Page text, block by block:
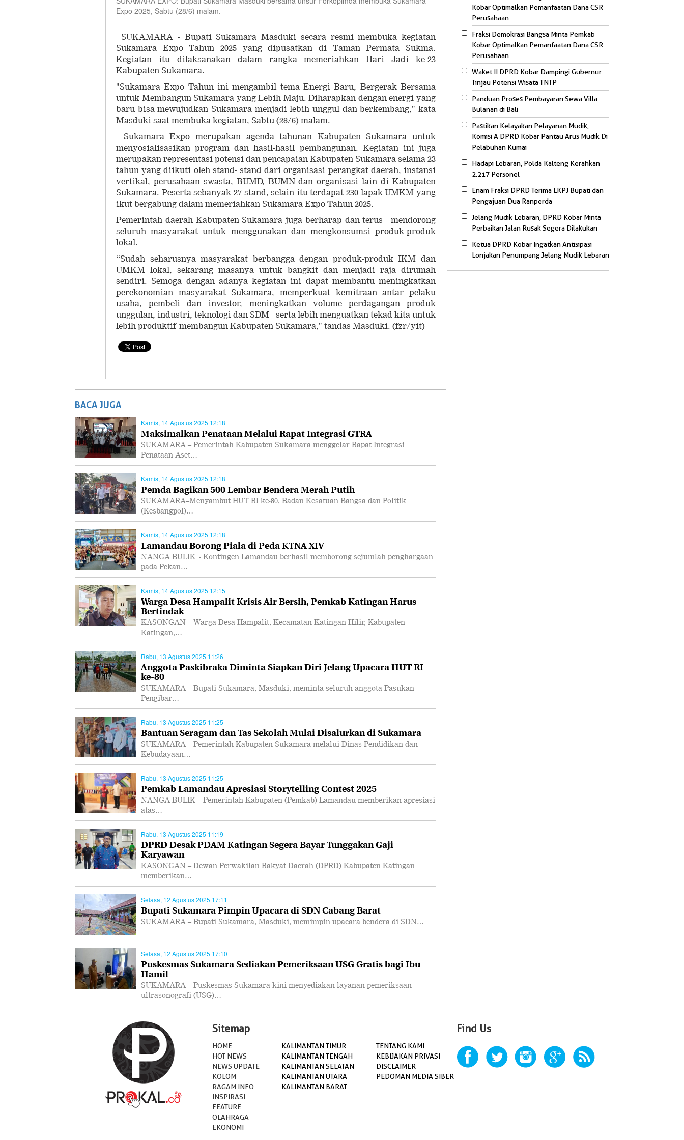
Expo 2025, Sabtu (28/6) malam.
SUKAMARA - Bupati Sukamara Masduki secara resmi membuka kegiatan
Sukamara Expo Tahun 2025 yang dipusatkan di Taman Permata Sukma.
Kegiatan itu dilaksanakan dalam rangka memeriahkan Hari Jadi ke-23
Kabupaten Sukamara.
"Sukamara Expo Tahun ini mengambil tema Energi Baru, Bergerak Bersama
untuk Membangun Sukamara yang Lebih Maju. Diharapkan dengan energi yang
baru bisa mewujudkan Sukamara menjadi lebih unggul dan berkembang," kata
Masduki saat membuka kegiatan, Sabtu (28/6) malam.
Sukamara Expo merupakan agenda tahunan Kabupaten Sukamara untuk
menyosialisasikan program dan hasil-hasil pembangunan. Kegiatan ini juga
merupakan representasi potensi dan pencapaian Kabupaten Sukamara selama 23
tahun yang diikuti oleh stand- stand dari organisasi perangkat daerah, instansi
vertikal, perusahaan swasta, BUMD, BUMN dan organisasi lain di Kabupaten
Sukamara. Peserta sebanyak 27 stand, selain itu terdapat 230 lapak UMKM yang
ikut bergabung dalam memeriahkan Sukamara Expo Tahun 2025.
Pemerintah daerah Kabupaten Sukamara juga berharap dan terus mendorong
seluruh masyarakat untuk menggunakan dan mengkonsumsi produk-produk
lokal.
“Sudah seharusnya masyarakat berbangga dengan produk-produk IKM dan
UMKM lokal, sekarang masanya untuk bangkit dan menjadi raja dirumah
sendiri. Semoga dengan adanya kegiatan ini dapat membantu meningkatkan
perekonomian masyarakat Sukamara, memperkuat kemitraan antar pelaku
usaha, pembeli dan investor, meningkatkan volume perdagangan produk
unggulan, industri, teknologi dan SDM serta lebih menguatkan tekad kita untuk
lebih produktif membangun Kabupaten Sukamara," tandas Masduki. (fzr/yit)
BACA JUGA
Kamis, 14 Agustus 2025 12:18
Maksimalkan Penataan Melalui Rapat Integrasi GTRA
SUKAMARA – Pemerintah Kabupaten Sukamara menggelar Rapat Integrasi
Penataan Aset…
Kamis, 14 Agustus 2025 12:18
Pemda Bagikan 500 Lembar Bendera Merah Putih
SUKAMARA–Menyambut HUT RI ke-80, Badan Kesatuan Bangsa dan Politik
(Kesbangpol)…
Kamis, 14 Agustus 2025 12:18
Lamandau Borong Piala di Peda KTNA XIV
NANGA BULIK - Kontingen Lamandau berhasil memborong sejumlah penghargaan
pada Pekan…
Kamis, 14 Agustus 2025 12:15
Warga Desa Hampalit Krisis Air Bersih, Pemkab Katingan Harus
Bertindak
KASONGAN – Warga Desa Hampalit, Kecamatan Katingan Hilir, Kabupaten
Katingan,…
Rabu, 13 Agustus 2025 11:26
Anggota Paskibraka Diminta Siapkan Diri Jelang Upacara HUT RI
ke-80
SUKAMARA – Bupati Sukamara, Masduki, meminta seluruh anggota Pasukan
Pengibar…
Rabu, 13 Agustus 2025 11:25
Bantuan Seragam dan Tas Sekolah Mulai Disalurkan di Sukamara
SUKAMARA – Pemerintah Kabupaten Sukamara melalui Dinas Pendidikan dan
Kebudayaan…
Rabu, 13 Agustus 2025 11:25
Pemkab Lamandau Apresiasi Storytelling Contest 2025
NANGA BULIK – Pemerintah Kabupaten (Pemkab) Lamandau memberikan apresiasi
atas…
Rabu, 13 Agustus 2025 11:19
DPRD Desak PDAM Katingan Segera Bayar Tunggakan Gaji
Karyawan
KASONGAN – Dewan Perwakilan Rakyat Daerah (DPRD) Kabupaten Katingan
memberikan…
Selasa, 12 Agustus 2025 17:11
Bupati Sukamara Pimpin Upacara di SDN Cabang Barat
SUKAMARA – Bupati Sukamara, Masduki, memimpin upacara bendera di SDN…
Selasa, 12 Agustus 2025 17:10
Puskesmas Sukamara Sediakan Pemeriksaan USG Gratis bagi Ibu
Hamil
SUKAMARA – Puskesmas Sukamara kini menyediakan layanan pemeriksaan
ultrasonografi (USG)…
Kobar Optimalkan Pemanfaatan Dana CSR
Perusahaan
Fraksi Demokrasi Bangsa Minta Pemkab
Kobar Optimalkan Pemanfaatan Dana CSR
Perusahaan
Waket II DPRD Kobar Dampingi Gubernur
Tinjau Potensi Wisata TNTP
Panduan Proses Pembayaran Sewa Villa
Bulanan di Bali
Pastikan Kelayakan Pelayanan Mudik,
Komisi A DPRD Kobar Pantau Arus Mudik Di
Pelabuhan Kumai
Hadapi Lebaran, Polda Kalteng Kerahkan
2.217 Personel
Enam Fraksi DPRD Terima LKPJ Bupati dan
Pengajuan Dua Ranperda
Jelang Mudik Lebaran, DPRD Kobar Minta
Perbaikan Jalan Rusak Segera Dilakukan
Ketua DPRD Kobar Ingatkan Antisipasi
Lonjakan Penumpang Jelang Mudik Lebaran
Sitemap
HOME
HOT NEWS
NEWS UPDATE
KOLOM
RAGAM INFO
INSPIRASI
FEATURE
OLAHRAGA
EKONOMI
KALIMANTAN TIMUR
KALIMANTAN TENGAH
KALIMANTAN SELATAN
KALIMANTAN UTARA
KALIMANTAN BARAT
TENTANG KAMI
KEBIJAKAN PRIVASI
DISCLAIMER
PEDOMAN MEDIA SIBER
Find Us